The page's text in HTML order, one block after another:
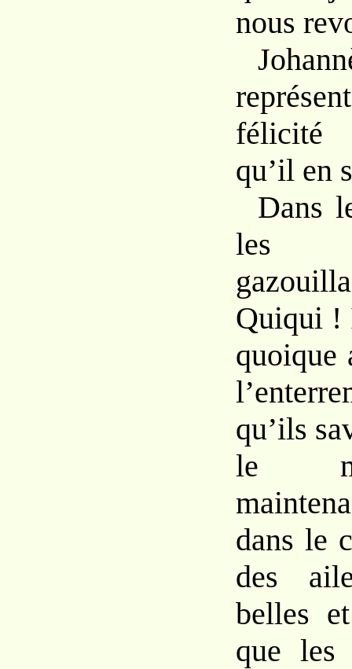
nous
félicité
qu’il en
Dans
les
Quiqui !
quoique
qu’ils
le
dans le
des
belles
que les